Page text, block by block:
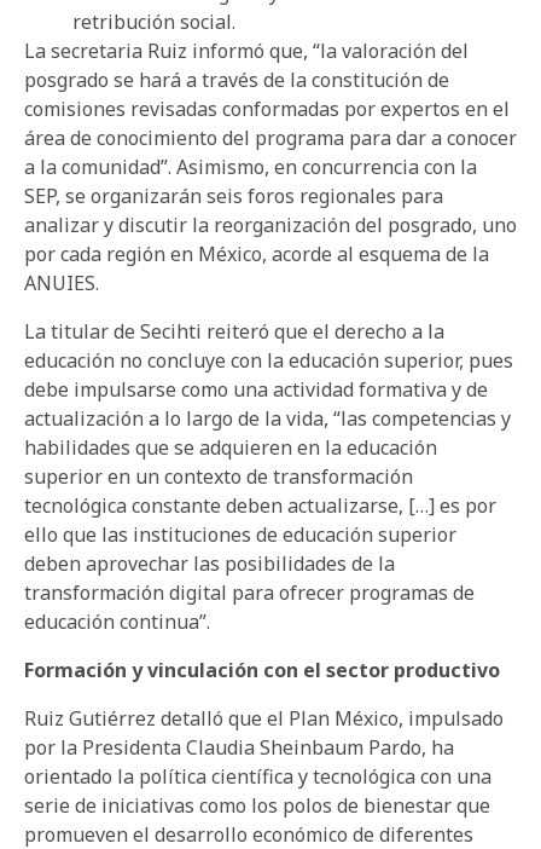
retribución social.
La secretaria Ruiz informó que, “la valoración del
posgrado se hará a través de la constitución de
comisiones revisadas conformadas por expertos en el
área de conocimiento del programa para dar a conocer
a la comunidad”. Asimismo, en concurrencia con la
SEP, se organizarán seis foros regionales para
analizar y discutir la reorganización del posgrado, uno
por cada región en México, acorde al esquema de la
ANUIES.
La titular de Secihti reiteró que el derecho a la
educación no concluye con la educación superior, pues
debe impulsarse como una actividad formativa y de
actualización a lo largo de la vida, “las competencias y
habilidades que se adquieren en la educación
superior en un contexto de transformación
tecnológica constante deben actualizarse, […] es por
ello que las instituciones de educación superior
deben aprovechar las posibilidades de la
transformación digital para ofrecer programas de
educación continua”.
Formación y vinculación con el sector productivo
Ruiz Gutiérrez detalló que el Plan México, impulsado
por la Presidenta Claudia Sheinbaum Pardo, ha
orientado la política científica y tecnológica con una
serie de iniciativas como los polos de bienestar que
promueven el desarrollo económico de diferentes